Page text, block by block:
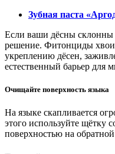
Зубная паста
Если ваши дёсны склонны
решение. Фитонциды
укреплению дёсен,
естественный барьер для
Очищайте поверхность языка
На языке скапливается
этого используйте щётку
поверхностью на